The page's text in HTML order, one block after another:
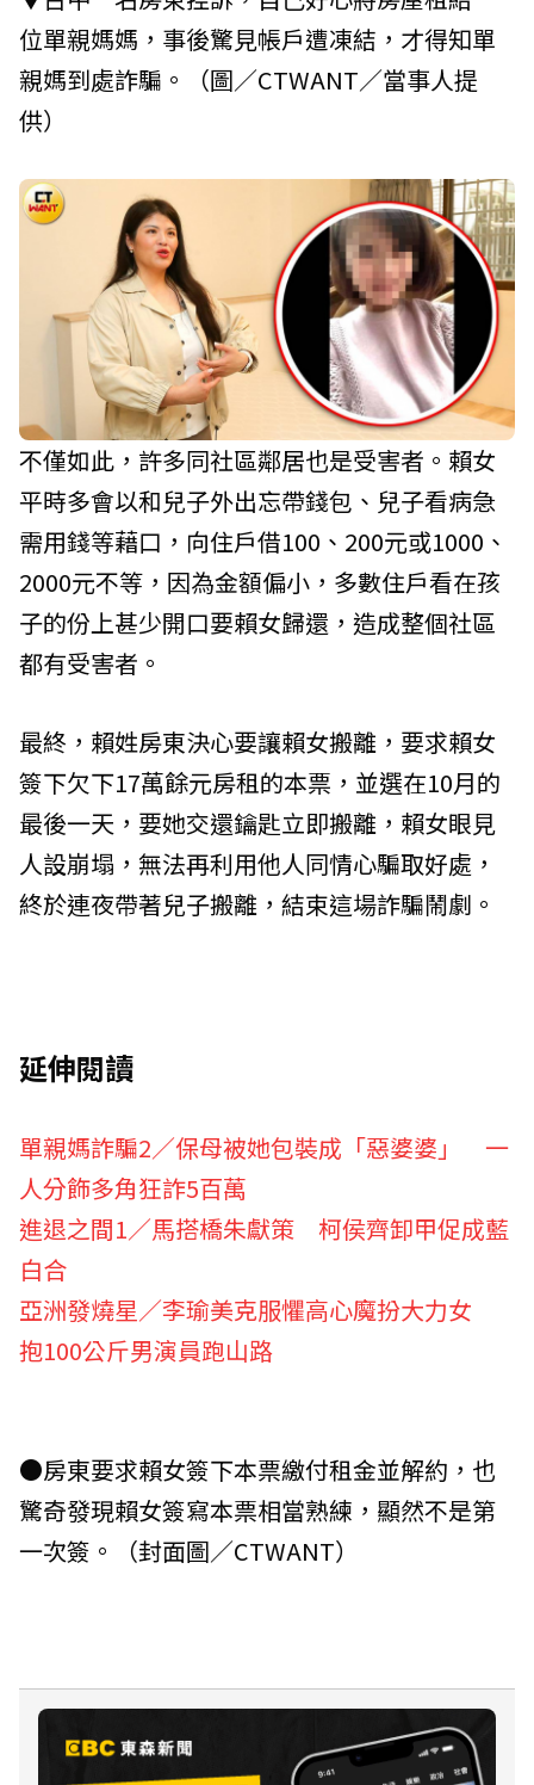
位單親媽媽，事後驚見帳戶遭凍結，才得知單
親媽到處詐騙。（圖／CTWANT／當事人提
供）
不僅如此，許多同社區鄰居也是受害者。賴女
平時多會以和兒子外出忘帶錢包、兒子看病急
需用錢等藉口，向住戶借100、200元或1000、
2000元不等，因為金額偏小，多數住戶看在孩
子的份上甚少開口要賴女歸還，造成整個社區
都有受害者。
最終，賴姓房東決心要讓賴女搬離，要求賴女
簽下欠下17萬餘元房租的本票，並選在10月的
最後一天，要她交還鑰匙立即搬離，賴女眼見
人設崩塌，無法再利用他人同情心騙取好處，
終於連夜帶著兒子搬離，結束這場詐騙鬧劇。
延伸閱讀
單親媽詐騙2／保母被她包裝成「惡婆婆」 一
人分飾多角狂詐5百萬
進退之間1／馬搭橋朱獻策 柯侯齊卸甲促成藍
白合
亞洲發燒星／李瑜美克服懼高心魔扮大力女
抱100公斤男演員跑山路
●房東要求賴女簽下本票繳付租金並解約，也
驚奇發現賴女簽寫本票相當熟練，顯然不是第
一次簽。（封面圖／CTWANT）